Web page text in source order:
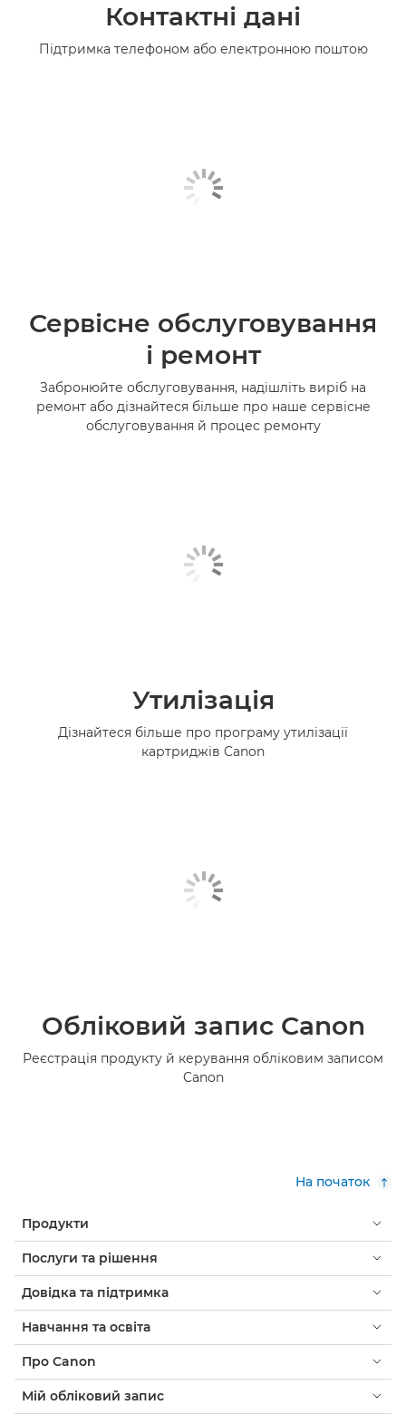
Контактні дані
Підтримка телефоном або електронною поштою
Сервісне обслуговування
і ремонт
Забронюйте обслуговування, надішліть виріб на
ремонт або дізнайтеся більше про наше сервісне
обслуговування й процес ремонту
Утилізація
Дізнайтеся більше про програму утилізації
картриджів Canon
Обліковий запис Canon
Реєстрація продукту й керування обліковим записом
Canon
На початок
Продукти
Послуги та рішення
Довідка та підтримка
Навчання та освіта
Про Canon
Мій обліковий запис